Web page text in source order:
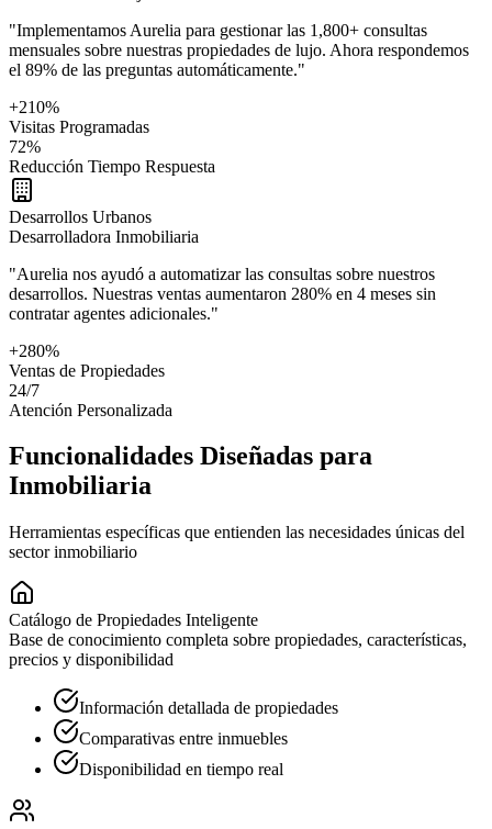
"Implementamos Aurelia para gestionar las 1,800+ consultas
mensuales sobre nuestras propiedades de lujo. Ahora respondemos
el 89% de las preguntas automáticamente."
+210%
Visitas Programadas
72%
Reducción Tiempo Respuesta
Desarrollos Urbanos
Desarrolladora Inmobiliaria
"Aurelia nos ayudó a automatizar las consultas sobre nuestros
desarrollos. Nuestras ventas aumentaron 280% en 4 meses sin
contratar agentes adicionales."
+280%
Ventas de Propiedades
24/7
Atención Personalizada
Funcionalidades Diseñadas para
Inmobiliaria
Herramientas específicas que entienden las necesidades únicas del
sector inmobiliario
Catálogo de Propiedades Inteligente
Base de conocimiento completa sobre propiedades, características,
precios y disponibilidad
Información detallada de propiedades
Comparativas entre inmuebles
Disponibilidad en tiempo real